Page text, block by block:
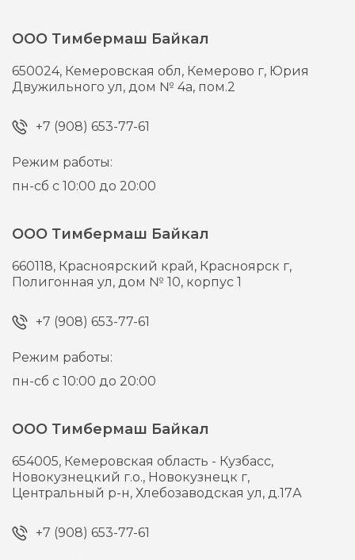
ООО Тимбермаш Байкал
650024, Кемеровская обл, Кемерово г, Юрия
Двужильного ул, дом № 4а, пом.2
+7 (908) 653-77-61
Режим работы:
пн-сб с 10:00 до 20:00
ООО Тимбермаш Байкал
660118, Красноярский край, Красноярск г,
Полигонная ул, дом № 10, корпус 1
+7 (908) 653-77-61
Режим работы:
пн-сб с 10:00 до 20:00
ООО Тимбермаш Байкал
654005, Кемеровская область - Кузбасс,
Новокузнецкий г.о., Новокузнецк г,
Центральный р-н, Хлебозаводская ул, д.17А
+7 (908) 653-77-61